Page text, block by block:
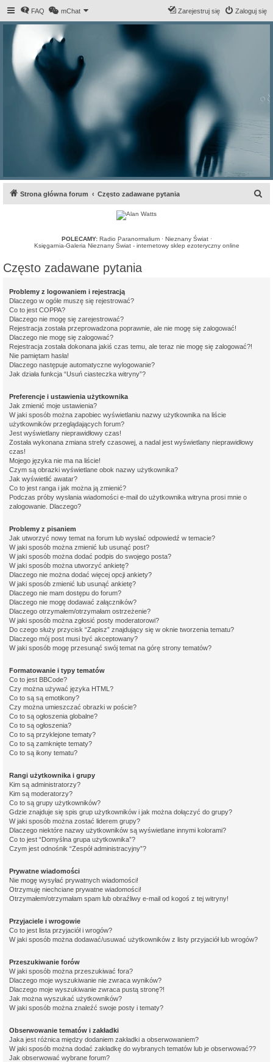
FAQ mChat Zaloguj się
Zarejestruj się
Strona główna forum Często zadawane pytania
POLECAMY: Radio Paranormalium· Nieznany Świat·
Księgarnia-Galeria Nieznany Świat - internetowy sklep ezoteryczny online
Często zadawane pytania
Problemy z logowaniem i rejestracją
Dlaczego w ogóle muszę się rejestrować?
Co to jest COPPA?
Dlaczego nie mogę się zarejestrować?
Rejestracja została przeprowadzona poprawnie, ale nie mogę się zalogować!
Dlaczego nie mogę się zalogować?
Rejestracja została dokonana jakiś czas temu, ale teraz nie mogę się zalogować?!
Nie pamiętam hasła!
Dlaczego następuje automatyczne wylogowanie?
Jak działa funkcja “Usuń ciasteczka witryny”?
Preferencje i ustawienia użytkownika
Jak zmienić moje ustawienia?
W jaki sposób można zapobiec wyświetlaniu nazwy użytkownika na liście
użytkowników przeglądających forum?
Jest wyświetlany nieprawidłowy czas!
Została wykonana zmiana strefy czasowej, a nadal jest wyświetlany nieprawidłowy
czas!
Mojego języka nie ma na liście!
Czym są obrazki wyświetlane obok nazwy użytkownika?
Jak wyświetlić awatar?
Co to jest ranga i jak można ją zmienić?
Podczas próby wysłania wiadomości e-mail do użytkownika witryna prosi mnie o
zalogowanie. Dlaczego?
Problemy z pisaniem
Jak utworzyć nowy temat na forum lub wysłać odpowiedź w temacie?
W jaki sposób można zmienić lub usunąć post?
W jaki sposób można dodać podpis do swojego posta?
W jaki sposób można utworzyć ankietę?
Dlaczego nie można dodać więcej opcji ankiety?
W jaki sposób zmienić lub usunąć ankietę?
Dlaczego nie mam dostępu do forum?
Dlaczego nie mogę dodawać załączników?
Dlaczego otrzymałem/otrzymałam ostrzeżenie?
W jaki sposób można zgłosić posty moderatorowi?
Do czego służy przycisk “Zapisz” znajdujący się w oknie tworzenia tematu?
Dlaczego mój post musi być akceptowany?
W jaki sposób mogę przesunąć swój temat na górę strony tematów?
Formatowanie i typy tematów
Co to jest BBCode?
Czy można używać języka HTML?
Co to są są emotikony?
Czy można umieszczać obrazki w poście?
Co to są ogłoszenia globalne?
Co to są ogłoszenia?
Co to są przyklejone tematy?
Co to są zamknięte tematy?
Co to są ikony tematu?
Rangi użytkownika i grupy
Kim są administratorzy?
Kim są moderatorzy?
Co to są grupy użytkowników?
Gdzie znajduje się spis grup użytkowników i jak można dołączyć do grupy?
W jaki sposób można zostać liderem grupy?
Dlaczego niektóre nazwy użytkowników są wyświetlane innymi kolorami?
Co to jest “Domyślna grupa użytkownika”?
Czym jest odnośnik “Zespół administracyjny”?
Prywatne wiadomości
Nie mogę wysyłać prywatnych wiadomości!
Otrzymuję niechciane prywatne wiadomości!
Otrzymałem/otrzymałam spam lub obraźliwy e-mail od kogoś z tej witryny!
Przyjaciele i wrogowie
Co to jest lista przyjaciół i wrogów?
W jaki sposób można dodawać/usuwać użytkowników z listy przyjaciół lub wrogów?
Przeszukiwanie forów
W jaki sposób można przeszukiwać fora?
Dlaczego moje wyszukiwanie nie zwraca wyników?
Dlaczego moje wyszukiwanie zwraca pustą stronę?!
Jak można wyszukać użytkowników?
W jaki sposób można znaleźć swoje posty i tematy?
Obserwowanie tematów i zakładki
Jaka jest różnica między dodaniem zakładki a obserwowaniem?
W jaki sposób można dodać zakładkę do wybranych tematów lub je obserwować??
Jak obserwować wybrane forum?